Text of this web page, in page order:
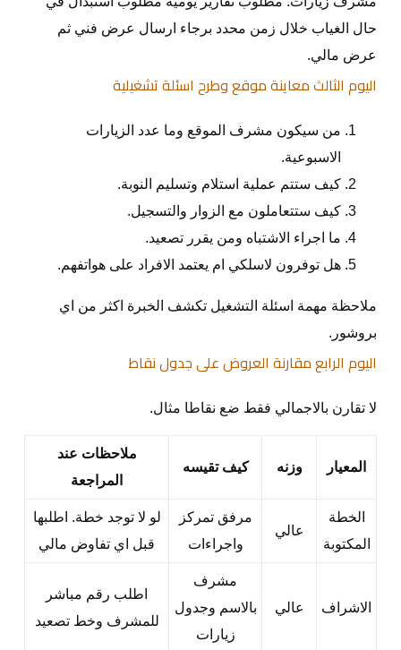
حال الغياب خلال زمن محدد برجاء ارسال عرض فني ثم
عرض مالي.
اليوم الثالث معاينة موقع وطرح اسئلة تشغيلية
من سيكون مشرف الموقع وما عدد الزيارات
الاسبوعية.
كيف ستتم عملية استلام وتسليم النوبة.
كيف ستتعاملون مع الزوار والتسجيل.
ما اجراء الاشتباه ومن يقرر تصعيد.
هل توفرون لاسلكي ام يعتمد الافراد على هواتفهم.
ملاحظة مهمة اسئلة التشغيل تكشف الخبرة اكثر من اي
بروشور.
اليوم الرابع مقارنة العروض على جدول نقاط
لا تقارن بالاجمالي فقط ضع نقاطا مثال.
المعيار وزنه كيف تقيسه
ملاحظات عند
المراجعة
الخطة
المكتوبة
عالي
مرفق تمركز
واجراءات
لو لا توجد خطة. اطلبها
قبل اي تفاوض مالي
الاشراف عالي
مشرف
بالاسم وجدول
زيارات
اطلب رقم مباشر
للمشرف وخط تصعيد